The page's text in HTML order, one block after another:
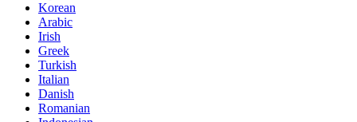
Korean
Arabic
Irish
Greek
Turkish
Italian
Danish
Romanian